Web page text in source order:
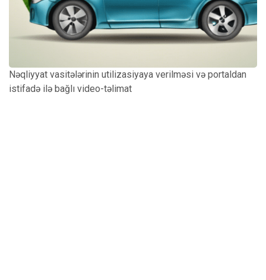
Nəqliyyat vasitələrinin utilizasiyaya verilməsi və portaldan
istifadə ilə bağlı video-təlimat